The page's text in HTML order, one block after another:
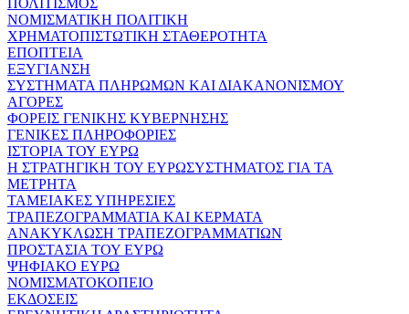
ΝΟΜΙΣΜΑΤΙΚΗ ΠΟΛΙΤΙΚΗ
ΧΡΗΜΑΤΟΠΙΣΤΩΤΙΚΗ ΣΤΑΘΕΡΟΤΗΤΑ
ΕΠΟΠΤΕΙΑ
ΕΞΥΓΙΑΝΣΗ
ΣΥΣΤΗΜΑΤΑ ΠΛΗΡΩΜΩΝ ΚΑΙ ΔΙΑΚΑΝΟΝΙΣΜΟΥ
ΑΓΟΡΕΣ
ΦΟΡΕΙΣ ΓΕΝΙΚΗΣ ΚΥΒΕΡΝΗΣΗΣ
ΓΕΝΙΚΕΣ ΠΛΗΡΟΦΟΡΙΕΣ
ΙΣΤΟΡΙΑ ΤΟΥ ΕΥΡΩ
Η ΣΤΡΑΤΗΓΙΚΗ ΤΟΥ ΕΥΡΩΣΥΣΤΗΜΑΤΟΣ ΓΙΑ ΤΑ
ΜΕΤΡΗΤΑ
ΤΑΜΕΙΑΚΕΣ ΥΠΗΡΕΣΙΕΣ
ΤΡΑΠΕΖΟΓΡΑΜΜΑΤΙΑ ΚΑΙ ΚΕΡΜΑΤΑ
ΑΝΑΚΥΚΛΩΣΗ ΤΡΑΠΕΖΟΓΡΑΜΜΑΤΙΩΝ
ΠΡΟΣΤΑΣΙΑ ΤΟΥ ΕΥΡΩ
ΨΗΦΙΑΚΟ ΕΥΡΩ
ΝΟΜΙΣΜΑΤΟΚΟΠΕΙΟ
ΕΚΔΟΣΕΙΣ